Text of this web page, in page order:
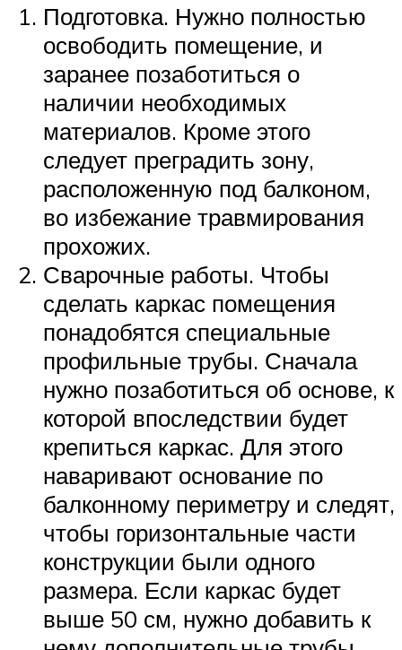
Подготовка. Нужно полностью
освободить помещение, и
заранее позаботиться о
наличии необходимых
материалов. Кроме этого
следует преградить зону,
расположенную под балконом,
во избежание травмирования
прохожих.
Сварочные работы. Чтобы
сделать каркас помещения
понадобятся специальные
профильные трубы. Сначала
нужно позаботиться об основе, к
которой впоследствии будет
крепиться каркас. Для этого
наваривают основание по
балконному периметру и следят,
чтобы горизонтальные части
конструкции были одного
размера. Если каркас будет
выше 50 см, нужно добавить к